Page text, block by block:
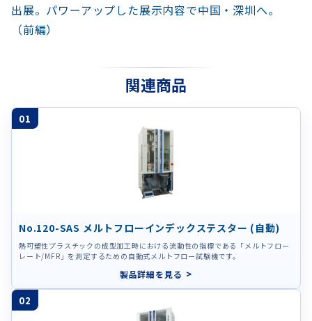
出展。パワーアップした展示内容で中国・深圳へ。
（前編）
関連商品
01
No.120-SAS メルトフローインデックステスター (自動)
熱可塑性プラスチックの成型加工時における流動性の指標である「メルトフロー
レート/MFR」を測定するための自動式メルトフロー試験機です。
製品詳細を見る
02